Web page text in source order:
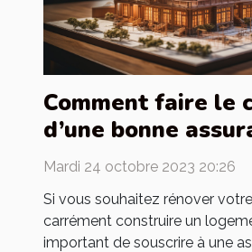
Comment faire le
d’une bonne
construction ?
Mardi 24 octobre 2023 20:26
Si vous souhaitez rénover
carrément construire un
important de souscrire à une